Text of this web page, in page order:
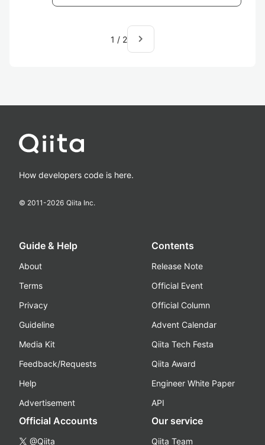
1 / 2 navigate_next
How developers code is here.
© 2011-2026 Qiita Inc.
Guide & Help
About
Terms
Privacy
Guideline
Media Kit
Feedback/Requests
Help
Advertisement
Contents
Release Note
Official Event
Official Column
Advent Calendar
Qiita Tech Festa
Qiita Award
Engineer White Paper
API
Official Accounts
@Qiita
Our service
Qiita Team